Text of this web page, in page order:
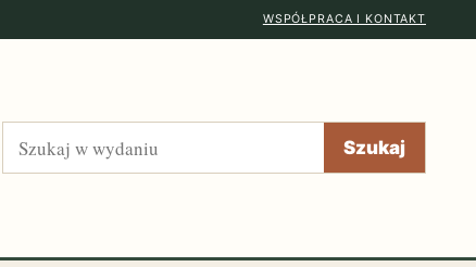
WSPÓŁPRACA I KONTAKT
Szukaj Szukaj